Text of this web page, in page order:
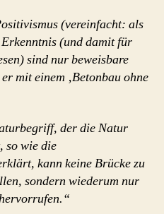
(vereinfacht: als
(und damit für
sind nur beweisbare
mit einem ‚Betonbau ohne
der die Natur
so wie die
kann keine Brücke zu
sondern wiederum nur